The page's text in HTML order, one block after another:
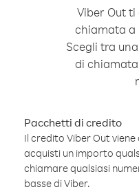
Viber Out
chiamata a
Scegli tra
di
Pacchetti di credito
Il credito Viber Out
acquisti un importo
chiamare qualsiasi
basse di Viber.